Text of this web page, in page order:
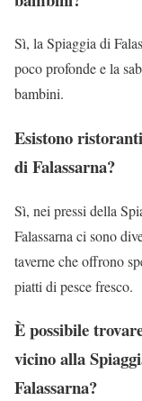
Sì, la Spiaggia di
poco profonde e la
bambini.
Esistono
di Falassarna?
Sì, nei pressi della
Falassarna ci sono
taverne che offrono
piatti di pesce fresco.
È possibile
vicino alla
Falassarna?